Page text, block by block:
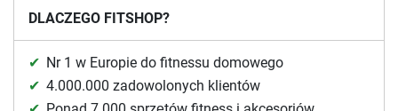
DLACZEGO FITSHOP?
Nr 1 w Europie do fitnessu domowego
4.000.000 zadowolonych klientów